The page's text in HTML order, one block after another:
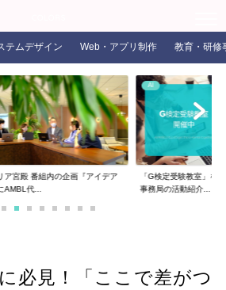
テムデザイン Web・アプリ制作 教育・研修
ア宮殿 番組内の企画『アイデア
AMBL代...
AI
「G検定受験教室」を
事務局の活動紹介...
必見！「ここで差がつ